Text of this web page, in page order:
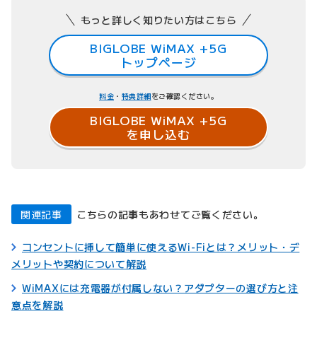
もっと詳しく知りたい方はこちら
BIGLOBE WiMAX +5G
トップページ
料金 ・ 特典詳細をご確認ください。
BIGLOBE WiMAX +5G
を申し込む
関連記事 こちらの記事もあわせてご覧ください。
コンセントに挿して簡単に使えるWi-Fiとは？メリット・デ
メリットや契約について解説
WiMAXには充電器が付属しない？アダプターの選び方と注
意点を解説